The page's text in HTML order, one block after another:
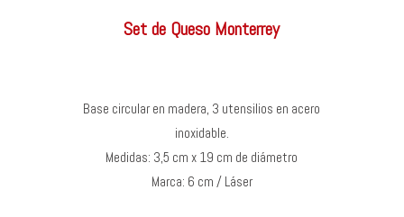
Set de Queso Monterrey
Base circular en madera, 3 utensilios en acero
inoxidable.
Medidas: 3,5 cm x 19 cm de diámetro
Marca: 6 cm / Láser